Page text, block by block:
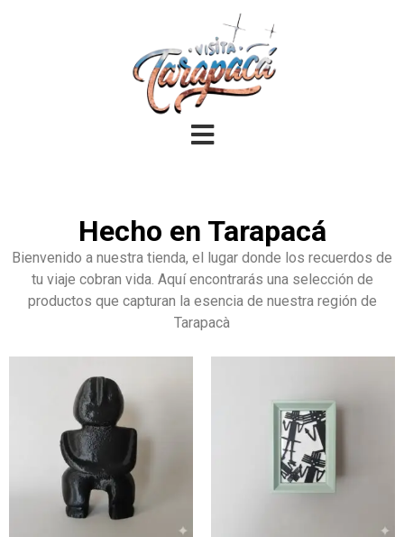
Hecho en Tarapacá
Bienvenido a nuestra tienda, el lugar donde los recuerdos de
tu viaje cobran vida. Aquí encontrarás una selección de
productos que capturan la esencia de nuestra región de
Tarapacà